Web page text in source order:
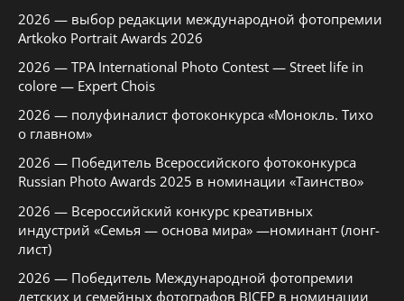
2026 — выбор редакции международной фотопремии
Artkoko Portrait Awards 2026
2026 — TPA International Photo Contest — Street life in
colore — Expert Chois
2026 — полуфиналист фотоконкурса «Монокль. Тихо
о главном»
2026 — Победитель Всероссийского фотоконкурса
Russian Photo Awards 2025 в номинации «Таинство»
2026 — Всероссийский конкурс креативных
индустрий «Семья — основа мира» —номинант (лонг-
лист)
2026 — Победитель Международной фотопремии
детских и семейных фотографов BICFP в номинации